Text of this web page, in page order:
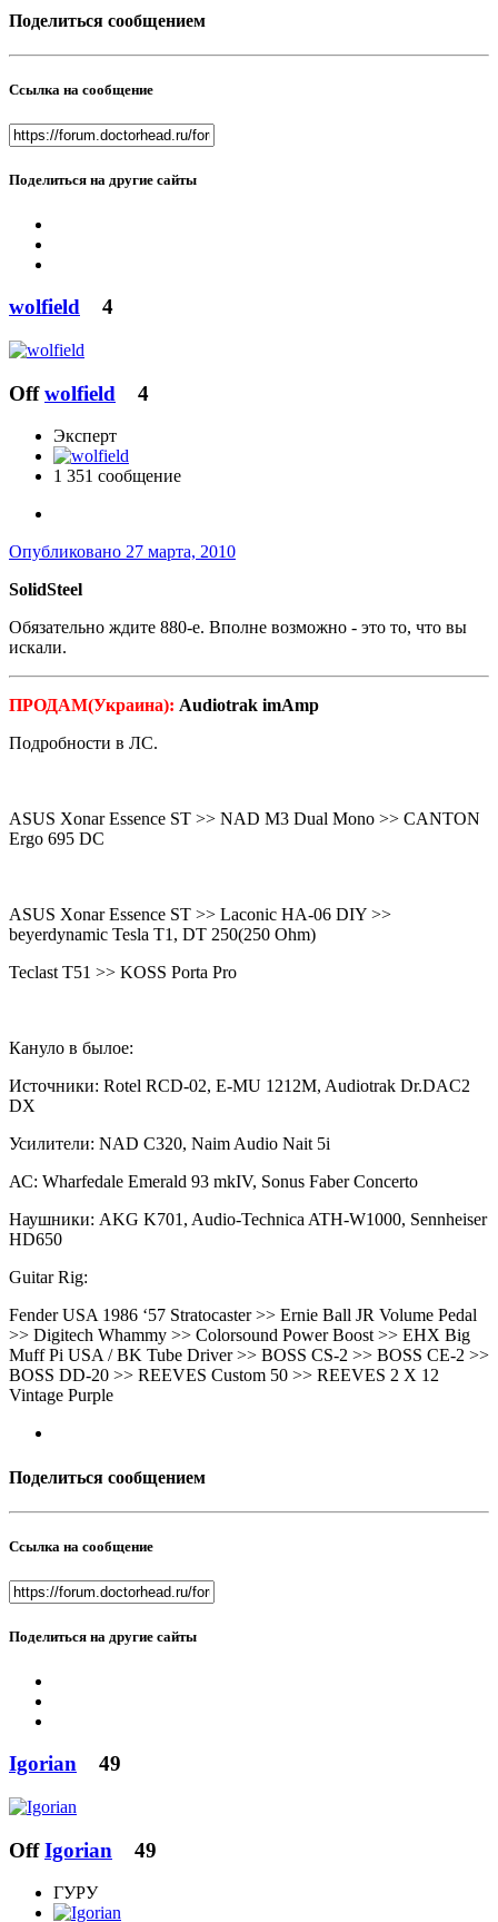
Поделиться сообщением
Ссылка на сообщение
Поделиться на другие сайты
wolfield 4
Off wolfield 4
Эксперт
1 351 сообщение
Опубликовано 27 марта, 2010
SolidSteel
Обязательно ждите 880-е. Вполне возможно - это то, что вы
искали.
ПРОДАМ(Украина): Audiotrak imAmp
Подробности в ЛС.
ASUS Xonar Essence ST >> NAD M3 Dual Mono >> CANTON
Ergo 695 DC
ASUS Xonar Essence ST >> Laconic HA-06 DIY >>
beyerdynamic Tesla T1, DT 250(250 Ohm)
Teclast T51 >> KOSS Porta Pro
Кануло в былое:
Источники: Rotel RCD-02, E-MU 1212M, Audiotrak Dr.DAC2
DX
Усилители: NAD C320, Naim Audio Nait 5i
АС: Wharfedale Emerald 93 mkIV, Sonus Faber Concerto
Наушники: AKG K701, Audio-Technica ATH-W1000, Sennheiser
HD650
Guitar Rig:
Fender USA 1986 ‘57 Stratocaster >> Ernie Ball JR Volume Pedal
>> Digitech Whammy >> Colorsound Power Boost >> EHX Big
Muff Pi USA / BK Tube Driver >> BOSS CS-2 >> BOSS CE-2 >>
BOSS DD-20 >> REEVES Custom 50 >> REEVES 2 X 12
Vintage Purple
Поделиться сообщением
Ссылка на сообщение
Поделиться на другие сайты
Igorian 49
Off Igorian 49
ГУРУ